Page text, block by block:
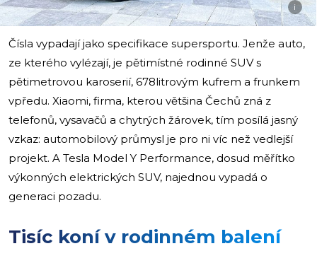
i
Čísla vypadají jako specifikace supersportu. Jenže auto,
ze kterého vylézají, je pětimístné rodinné SUV s
pětimetrovou karoserií, 678litrovým kufrem a frunkem
vpředu. Xiaomi, firma, kterou většina Čechů zná z
telefonů, vysavačů a chytrých žárovek, tím posílá jasný
vzkaz: automobilový průmysl je pro ni víc než vedlejší
projekt. A Tesla Model Y Performance, dosud měřítko
výkonných elektrických SUV, najednou vypadá o
generaci pozadu.
Tisíc koní v rodinném balení